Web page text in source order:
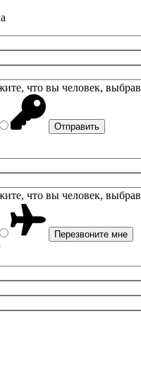
что вы человек, выбрав
что вы человек, выбрав